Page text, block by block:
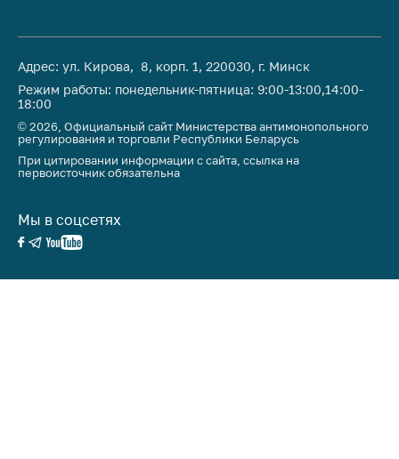
Адрес: ул. Кирова, 8, корп. 1, 220030, г. Минск
Режим работы: понедельник-пятница: 9:00-13:00,14:00-
18:00
© 2026, Официальный сайт Министерства антимонопольного
регулирования и торговли Республики Беларусь
При цитировании информации с сайта, ссылка на
первоисточник обязательна
Мы в соцсетях